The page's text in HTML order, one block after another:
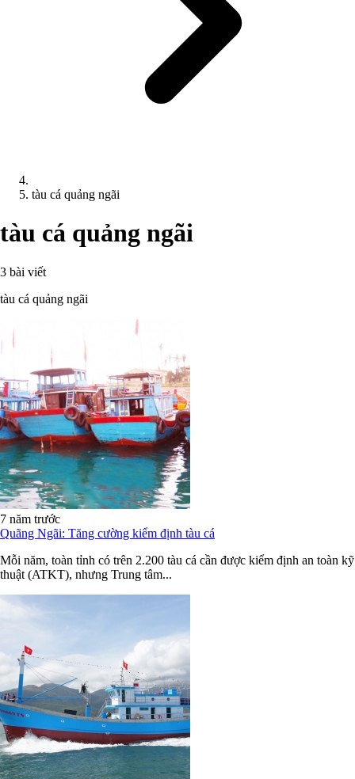
tàu cá quảng ngãi
tàu cá quảng ngãi
3 bài viết
tàu cá quảng ngãi
7 năm trước
Quãng Ngãi: Tăng cường kiểm định tàu cá
Mỗi năm, toàn tỉnh có trên 2.200 tàu cá cần được kiểm định an toàn kỹ
thuật (ATKT), nhưng Trung tâm...